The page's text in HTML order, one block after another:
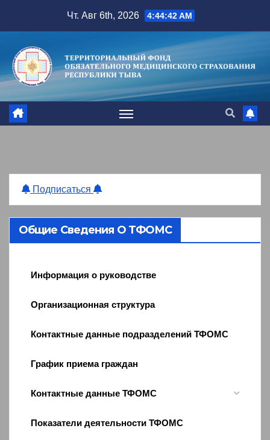
содержимому
Чт. Авг 6th, 2026 4:44:42 AM
Подписаться
Общие Сведения О ТФОМС
Информация о руководстве
Организационная структура
Контактные данные подразделений ТФОМС
График приема граждан
Контактные данные ТФОМС
Показатели деятельности ТФОМС